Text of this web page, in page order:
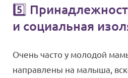
5️⃣
и социальная
Очень часто у молодой
направлены на малыша,